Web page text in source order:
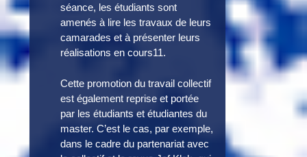
séance, les étudiants sont
amenés à lire les travaux de leurs
camarades et à présenter leurs
réalisations en cours11.
Cette promotion du travail collectif
est également reprise et portée
par les étudiants et étudiantes du
master. C’est le cas, par exemple,
dans le cadre du partenariat avec